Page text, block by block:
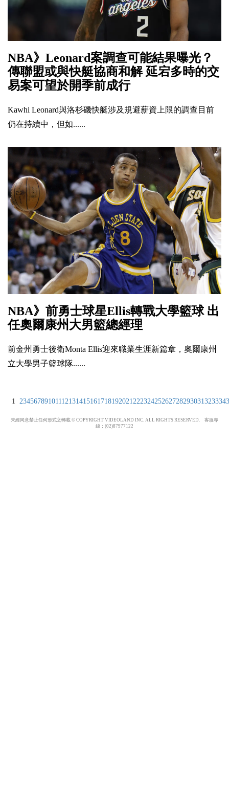
NBA》Leonard案調查可能結果曝光？
傳聯盟或與快艇協商和解 延宕多時的交
易案可望於開季前成行
Kawhi Leonard與洛杉磯快艇涉及規避薪資上限的調查目前
仍在持續中，但如......
NBA》前勇士球星Ellis轉戰大學籃球 出
任奧爾康州大男籃總經理
前金州勇士後衛Monta Ellis迎來職業生涯新篇章，奧爾康州
立大學男子籃球隊......
1 2345678910111213141516171819202122232425262728293031323334
未經同意禁止任何形式之轉載 © COPYRIGHT VIDEOLAND INC. ALL RIGHTS RESERVED. 客服專
線：(02)87977122